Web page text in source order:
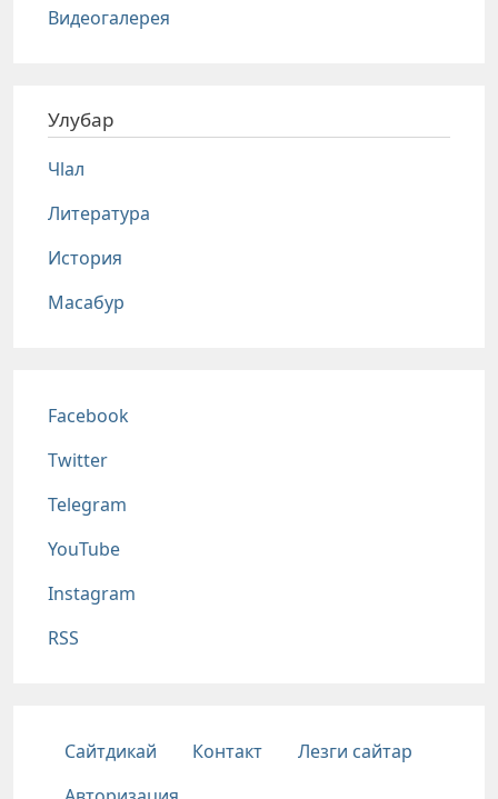
Видеогалерея
Улубар
Чlал
Литература
История
Масабур
Соц сети
Facebook
Twitter
Telegram
YouTube
Instagram
RSS
Подвал
Сайтдикай Контакт
Лезги сайтар